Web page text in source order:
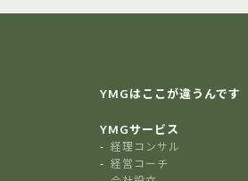
YMGはここが違うんです
YMGサービス
経理コンサル
経営コーチ